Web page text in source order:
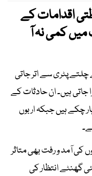
اقدامات کے
میں کمی نہ آ
چلتے پٹری سے اتر جاتی
جاتی ہیں۔ ان حادثات کے
چکے ہیں جبکہ اربوں
کی آمد و رفت بھی متاثر
گھنٹے انتظار کی